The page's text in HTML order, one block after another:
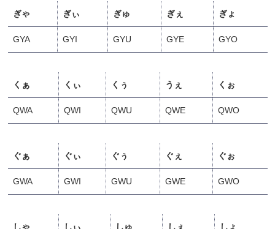
ぎゃ ぎぃ ぎゅ ぎぇ ぎょ
GYA GYI GYU GYE GYO
くぁ くぃ くぅ うぇ くぉ
QWA QWI QWU QWE QWO
ぐぁ ぐぃ ぐぅ ぐぇ ぐぉ
GWA GWI GWU GWE GWO
しゃ しぃ しゅ しぇ しょ